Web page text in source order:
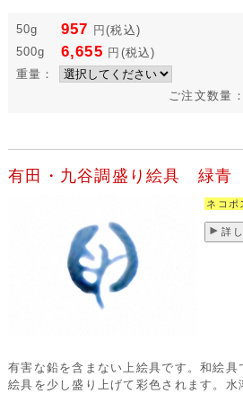
50g 957 円(税込)
500g
6,655 円 (税込)
重量：
ご注文数量：
有田・九谷調盛り絵具 緑青
ネコポ
詳
有害な鉛を含まない上絵具です。和絵具
絵具を少し盛り上げて彩色されます。水